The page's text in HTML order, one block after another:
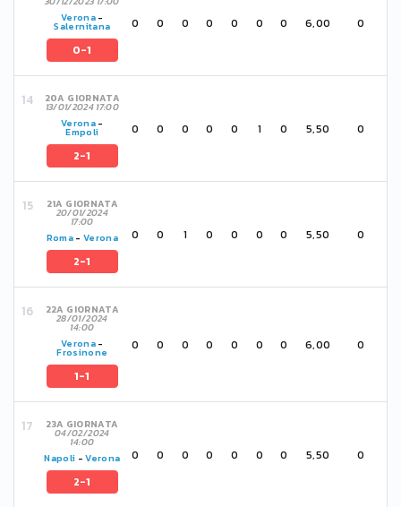
Verona -
Salernitana
0-1
0 0 0 0 0 0 0 6,00 0
20A GIORNATA
13/01/2024 17:00
Verona -
Empoli
2-1
0 0 0 0 0 1 0 5,50 0
21A GIORNATA
20/01/2024
17:00
Roma-Verona
2-1
0 0 1 0 0 0 0 5,50 0
22A GIORNATA
28/01/2024
14:00
Verona -
Frosinone
1-1
0 0 0 0 0 0 0 6,00 0
23A GIORNATA
04/02/2024
14:00
Napoli -Verona
2-1
0 0 0 0 0 0 0 5,50 0